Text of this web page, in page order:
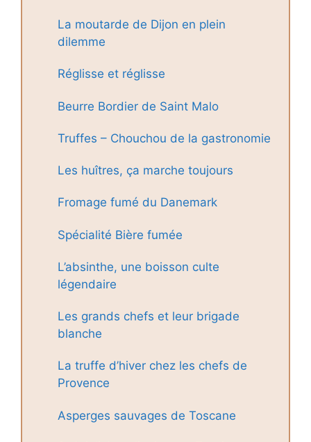
La moutarde de Dijon en plein
dilemme
Réglisse et réglisse
Beurre Bordier de Saint Malo
Truffes – Chouchou de la gastronomie
Les huîtres, ça marche toujours
Fromage fumé du Danemark
Spécialité Bière fumée
L’absinthe, une boisson culte
légendaire
Les grands chefs et leur brigade
blanche
La truffe d’hiver chez les chefs de
Provence
Asperges sauvages de Toscane